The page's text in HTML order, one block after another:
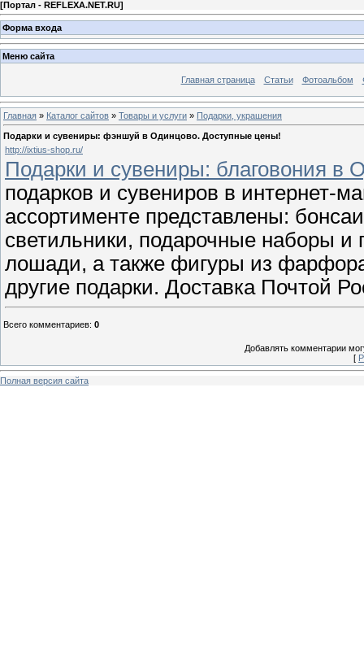
[Портал - REFLEXA.NET.RU]
Форма входа
Меню сайта
Главная страница Статьи Фотоальбом
Главная » Каталог сайтов » Товары и услуги » Подарки, украшения
Подарки и сувениры: фэншуй в Одинцово. Доступные цены!
http://ixtius-shop.ru/
Подарки и сувениры: благовония в
подарков и сувениров в интернет-
ассортименте представлены:
светильники, подарочные наборы и
лошади, а также фигуры из
другие подарки. Доставка Почтой
Всего комментариев: 0
Добавлять комментарии
[
Полная версия сайта